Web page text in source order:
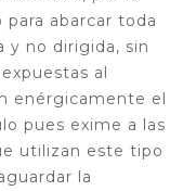
abarcar toda
y no dirigida, sin
al
enérgicamente el
pues exime a las
utilizan este tipo
la